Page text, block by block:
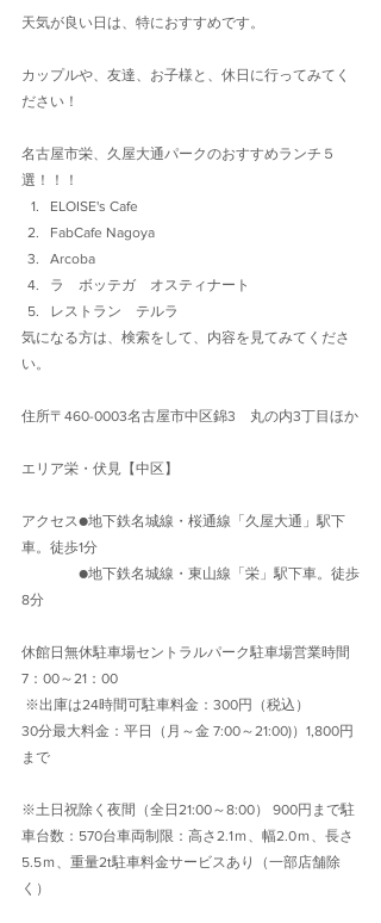
天気が良い日は、特におすすめです。
カップルや、友達、お子様と、休日に行ってみてく
ださい！
名古屋市栄、久屋大通パークのおすすめランチ５
選！！！
ELOISE's Cafe
FabCafe Nagoya
Arcoba
ラ　ボッテガ　オスティナート
レストラン　テルラ
気になる方は、検索をして、内容を見てみてくださ
い。
住所〒460-0003名古屋市中区錦3　丸の内3丁目ほか
エリア栄・伏見【中区】
アクセス●地下鉄名城線・桜通線「久屋大通」駅下
車。徒歩1分
●地下鉄名城線・東山線「栄」駅下車。徒歩
8分
休館日無休駐車場セントラルパーク駐車場営業時間
7：00～21：00
※出庫は24時間可駐車料金：300円（税込）
30分最大料金：平日（月～金 7:00～21:00)）1,800円
まで
※土日祝除く夜間（全日21:00～8:00） 900円まで駐
車台数：570台車両制限：高さ2.1ｍ、幅2.0ｍ、長さ
5.5ｍ、重量2t駐車料金サービスあり（一部店舗除
く）